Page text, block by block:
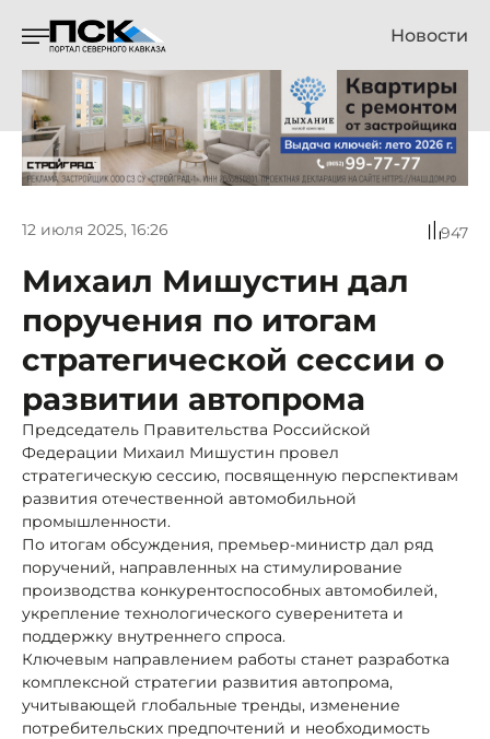
Новости
12 июля 2025, 16:26 947
Михаил Мишустин дал
поручения по итогам
стратегической сессии о
развитии автопрома
Председатель Правительства Российской
Федерации Михаил Мишустин провел
стратегическую сессию, посвященную перспективам
развития отечественной автомобильной
промышленности.
По итогам обсуждения, премьер-министр дал ряд
поручений, направленных на стимулирование
производства конкурентоспособных автомобилей,
укрепление технологического суверенитета и
поддержку внутреннего спроса.
Ключевым направлением работы станет разработка
комплексной стратегии развития автопрома,
учитывающей глобальные тренды, изменение
потребительских предпочтений и необходимость